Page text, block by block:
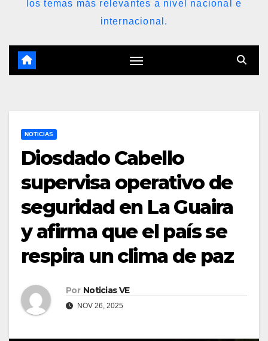
los temas más relevantes a nivel nacional e
internacional.
NOTICIAS
Diosdado Cabello
supervisa operativo de
seguridad en La Guaira
y afirma que el país se
respira un clima de paz
Por Noticias VE
NOV 26, 2025